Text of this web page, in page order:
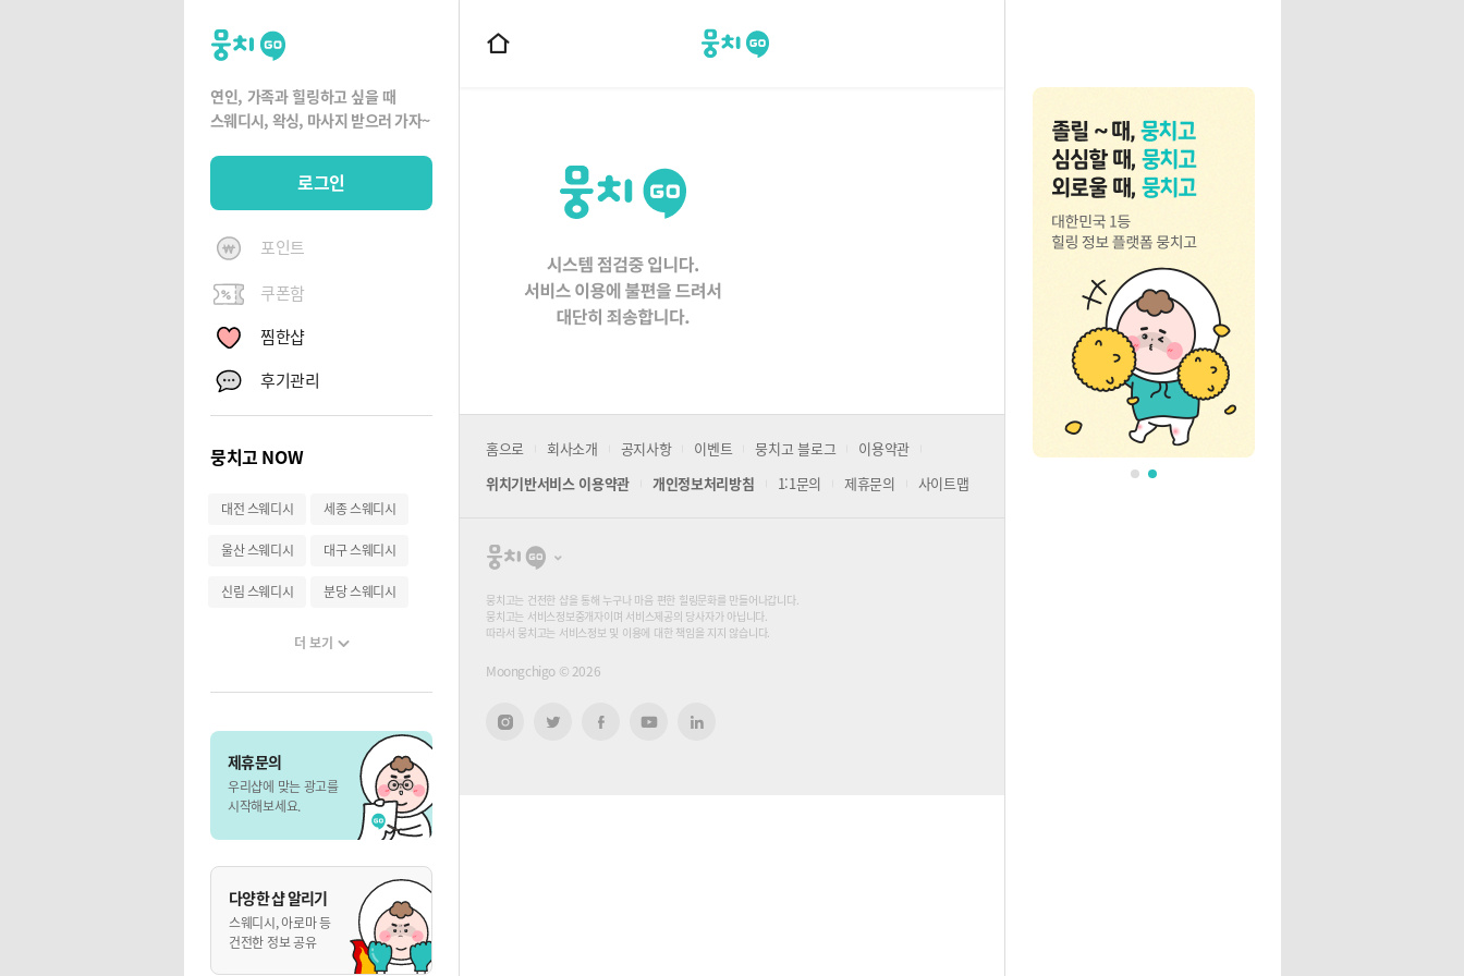
뭉
치
고
연인, 가족과 힐링하고 싶을 때
스웨디시, 왁싱, 마사지 받으러 가자~
로그인
포인트
쿠폰함
찜한샵
후기관리
뭉치고 NOW
대전 스웨디시 세종 스웨디시
울산 스웨디시 대구 스웨디시
신림 스웨디시 분당 스웨디시
더 보기
제휴문의
우리샵에 맞는 광고를
시작해보세요.
다양한 샵 알리기
스웨디시, 아로마 등
건전한 정보 공유
뭉치고
홈
홈으로 회사소개 공지사항 이벤트 뭉치고 블로그
이용약관
위치기반서비스 이용약관
개인정보처리방침 1:1문의 제휴문의 사이트맵
뭉
고
뭉치고는 건전한 샵을 통해 누구나 마음 편한 힐링문화를 만들어나갑니다.
뭉치고는 서비스정보중개자이며 서비스제공의 당사자가 아닙니다.
따라서 뭉치고는 서비스정보 및 이용에 대한 책임을 지지 않습니다.
Moongchigo © 2026